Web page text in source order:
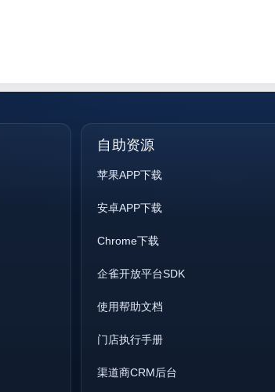
自助资源
苹果APP下载
安卓APP下载
Chrome下载
企雀开放平台SDK
使用帮助文档
门店执行手册
渠道商CRM后台